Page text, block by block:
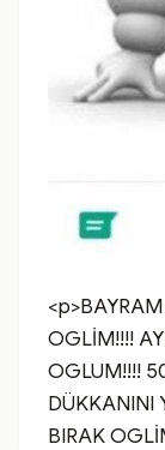
OGLİM!!!!
OGLUM!!!!
DÜKKANINI
BIRAK